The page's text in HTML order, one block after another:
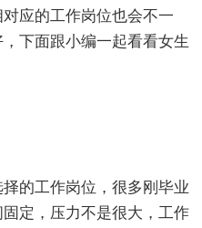
应的工作岗位也会不一
下面跟小编一起看看女生
的工作岗位，很多刚毕业
定，压力不是很大，工作